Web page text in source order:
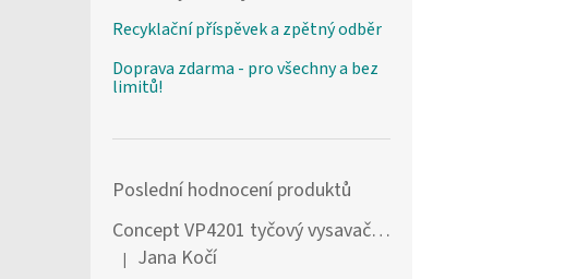
Recyklační příspěvek a zpětný odběr
Doprava zdarma - pro všechny a bez
limitů!
Poslední hodnocení produktů
Concept VP4201 tyčový vysavač / elektrický smeták Tyčový vysavač 2 v 1 AC Suché a mokré Bezsáčkové 0,6 l 90 W Černá, Stříbrná
Hodnocení produktu je 5 z 5 hvězdiček.
| Jana Kočí